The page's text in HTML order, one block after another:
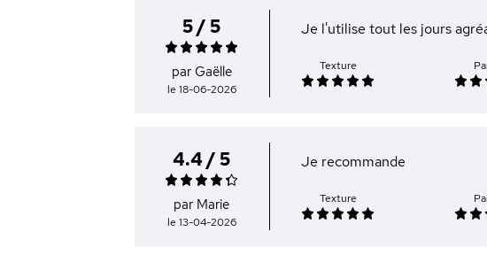
5 / 5
par Gaëlle
le 18-06-2026
Je l'utilise tout les jours
Texture
4.4 / 5
par Marie
le 13-04-2026
Je recommande
Texture